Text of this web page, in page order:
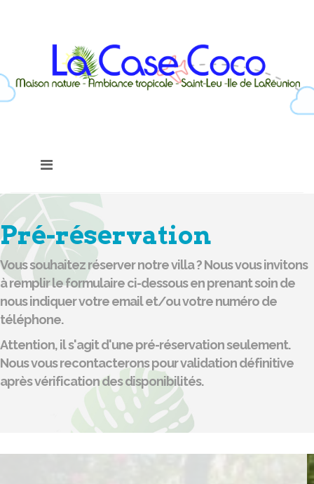
Pré-réservation
Vous souhaitez réserver notre villa ? Nous vous invitons
à remplir le formulaire ci-dessous en prenant soin de
nous indiquer votre email et/ou votre numéro de
téléphone.
Attention, il s'agit d'une pré-réservation seulement.
Nous vous recontacterons pour validation définitive
après vérification des disponibilités.